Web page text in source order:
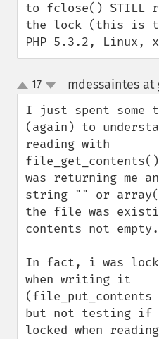
to fclose() STILL
the lock (this is
PHP 5.3.2, Linux,
up
down
17 mdessaintes at
I just spent some
(again) to
reading with
was returning me
string "" or array()
the file was
contents not empty.
In fact, i was
when writing it
but not testing if
locked when